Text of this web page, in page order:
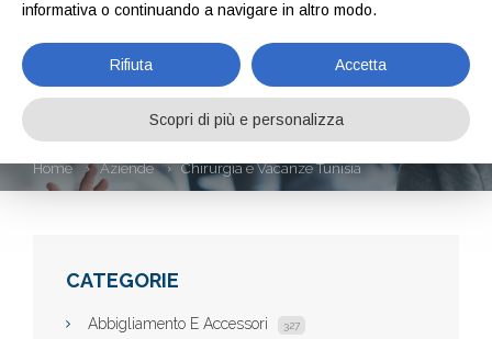
CHIRURGIA E
VACANZE TUNISIA
Home Aziende Chirurgia e Vacanze Tunisia
CATEGORIE
Abbigliamento E Accessori 327
informativa o continuando a navigare in altro modo.
Rifiuta Accetta
Scopri di più e personalizza